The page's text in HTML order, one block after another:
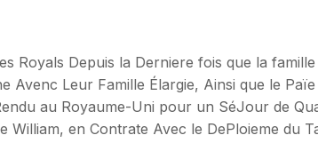
Royals Depuis la Derniere fois que la
Avenc Leur Famille Élargie, Ainsi que le
au Royaume-Uni pour un SéJour de
William, en Contrate Avec le DePloieme du